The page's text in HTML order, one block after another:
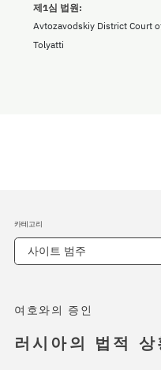
제1심 법원:
Avtozavodskiy District Court
Tolyatti
여호와의 증인
러시아의 법적 상
카테고리
사이트 범주